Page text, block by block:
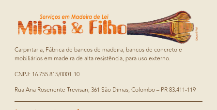
Carpintaria, Fábrica de bancos de madeira, bancos de concreto e
mobiliários em madeira de alta resistência, para uso externo.
CNPJ: 16.755.815/0001-10
Rua Ana Rosenente Trevisan, 361 São Dimas, Colombo – PR 83.411-119